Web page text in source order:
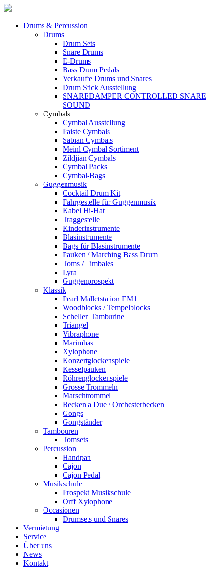
Drums & Percussion
Drums
Drum Sets
Snare Drums
E-Drums
Bass Drum Pedals
Verkaufte Drums und Snares
Drum Stick Ausstellung
SNAREDAMPER CONTROLLED SNARE
SOUND
Cymbals
Cymbal Ausstellung
Paiste Cymbals
Sabian Cymbals
Meinl Cymbal Sortiment
Zildjian Cymbals
Cymbal Packs
Cymbal-Bags
Guggenmusik
Cocktail Drum Kit
Fahrgestelle für Guggenmusik
Kabel Hi-Hat
Traggestelle
Kinderinstrumente
Blasinstrumente
Bags für Blasinstrumente
Pauken / Marching Bass Drum
Toms / Timbales
Lyra
Guggenprospekt
Klassik
Pearl Malletstation EM1
Woodblocks / Tempelblocks
Schellen Tamburine
Triangel
Vibraphone
Marimbas
Xylophone
Konzertglockenspiele
Kesselpauken
Röhren­glocken­spiele
Grosse Trommeln
Marschtrommel
Becken a Due / Orchester­becken
Gongs
Gongständer
Tambouren
Tomsets
Percussion
Handpan
Cajon
Cajon Pedal
Musikschule
Prospekt Musikschule
Orff Xylophone
Occasionen
Drumsets und Snares
Vermietung
Service
Über uns
News
Kontakt